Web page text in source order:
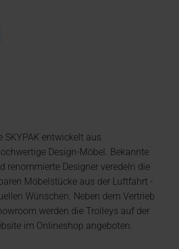
SKYPAK entwickelt aus
Design-Möbel. Bekannte
renommierte Designer veredeln die
Möbelstücke aus der Luftfahrt -
Wünschen. Neben dem Vertrieb
werden die Trolleys auf der
im Onlineshop angeboten.